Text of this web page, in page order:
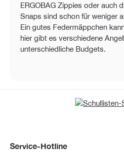
ERGOBAG Zippies oder auch
Snaps sind schon für weniger
Ein gutes Federmäppchen
hier gibt es verschiedene
unterschiedliche Budgets.
Service-Hotline